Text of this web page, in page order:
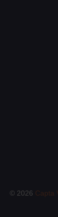
© 2026 Capta